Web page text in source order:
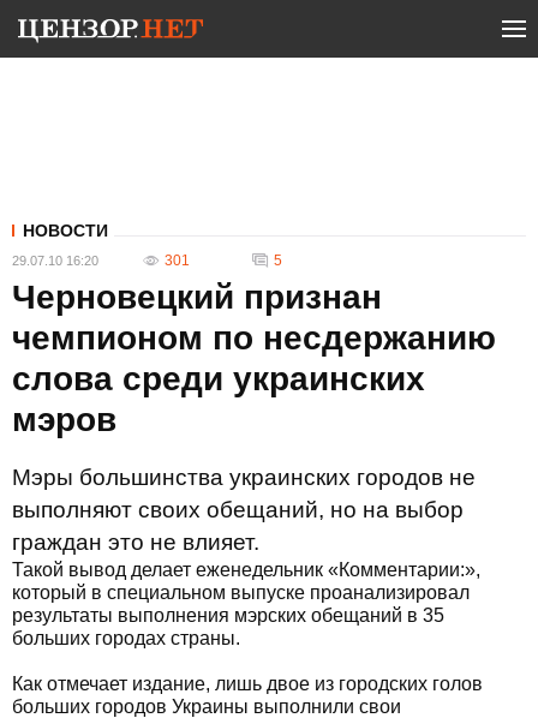
НОВОСТИ
29.07.10 16:20 301 5
Черновецкий признан
чемпионом по несдержанию
слова среди украинских
мэров
Мэры большинства украинских городов не
выполняют своих обещаний, но на выбор
граждан это не влияет.
Такой вывод делает еженедельник «Комментарии:»,
который в специальном выпуске проанализировал
результаты выполнения мэрских обещаний в 35
больших городах страны.
Как отмечает издание, лишь двое из городских голов
больших городов Украины выполнили свои